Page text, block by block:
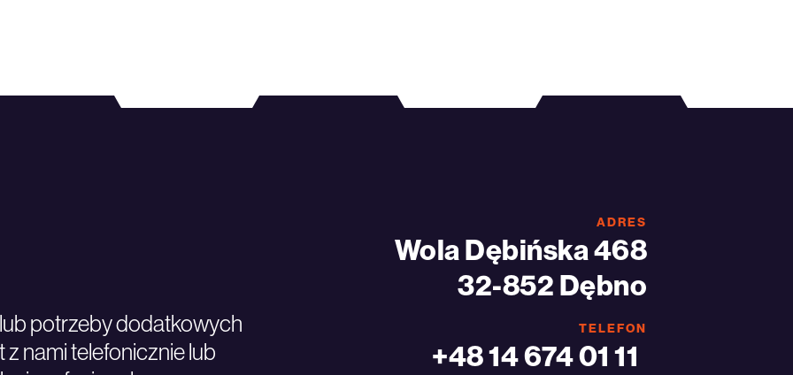
potrzeby dodatkowych
nami telefonicznie lub
ADRES
Wola Dębińska 468
32-852 Dębno
TELEFON
+48 14 674 01 11